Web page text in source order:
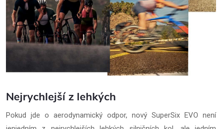
Nejrychlejší z lehkých
Pokud jde o aerodynamický odpor, nový SuperSix EVO není